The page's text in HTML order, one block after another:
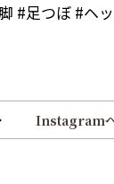
#足つぼ #ヘ
Instagram